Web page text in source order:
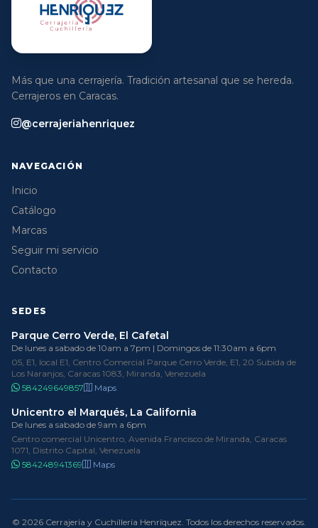
Más que una cerrajería. Tradición artesanal que se hereda.
Cerrajeros en Caracas.
@cerrajeriahenriquez
NAVEGACIÓN
Inicio
Catálogo
Marcas
Seguir mi servicio
Contacto
SEDES
Parque Cerro Verde, El Cafetal
De lunes a sabado de 10am a 7pm | Domingos de 11:30am a 6pm
05, E1, local E1, Centro Comercial Parque Cerro Verde, E1, 20 Subida de
Los Naranjos, Caracas 1083, Miranda, Venezuela
584249649857
Maps
Unicentro el Marqués, La California
De lunes a sabado de 9am a 6pm
Centro comercial Unicentro, Avenida Francisco de Miranda, Caracas
1071, Distrito Capital, Venezuela
584248941369
Maps
© 2026 Cerrajería y Cuchillería Henríquez. Todos los derechos reservados.